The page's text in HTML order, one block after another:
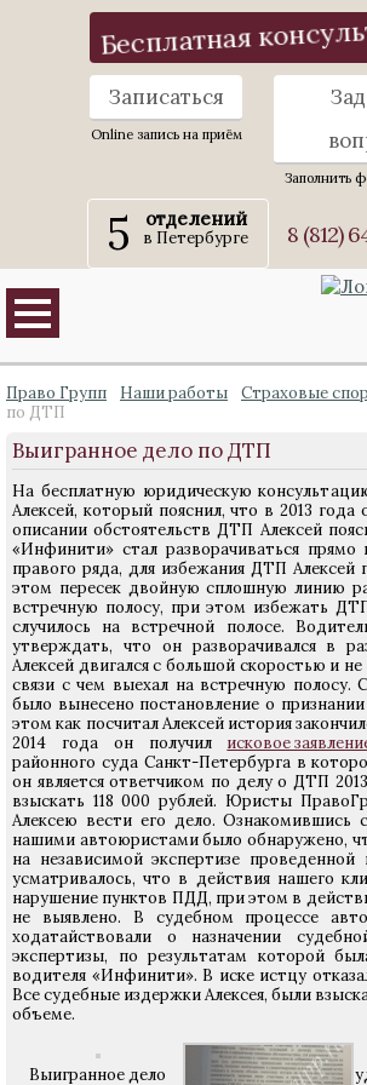
Бесплатная
Записаться
Online запись на приём
Заполнить
5 отделений
в Петербурге 8 (812)
Право Групп Наши работы Страховые
по ДТП
Выигранное дело по ДТП
На бесплатную юридическую
Алексей, который пояснил, что в 2013
описании обстоятельств ДТП Алексей
«Инфинити» стал разворачиваться
правого ряда, для избежания ДТП Алексей
этом пересек двойную сплошную линию
встречную полосу, при этом избежать
случилось на встречной полосе.
утверждать, что он разворачивался в
Алексей двигался с большой скоростью и
связи с чем выехал на встречную
было вынесено постановление о
этом как посчитал Алексей история
2014 года он получил исковое
районного суда Санкт-Петербурга в
он является ответчиком по делу о ДТП
взыскать 118 000 рублей. Юристы
Алексею вести его дело. Ознакомившись
нашими автоюристами было обнаружено,
на независимой экспертизе
усматривалось, что в действия нашего
нарушение пунктов ПДД, при этом в
не выявлено. В судебном процессе
ходатайствовали о назначении
экспертизы, по результатам которой
водителя «Инфинити». В иске истцу
Все судебные издержки Алексея, были
объеме.
Выигранное дело